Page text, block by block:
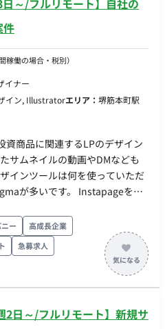
日～/フルリモート】自社の
件
稼働の場合・税別）
イナー
イン, Illustratorエリア： 堺筋本町駅
資商品に関連するLPのデザイン
サムネイルの動画やDMなども
が多いです。 Instapageを使
能です。
ー
高成長企業
急募求人
日～/フルリモート】新規サ